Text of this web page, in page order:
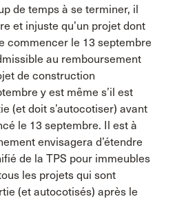
de temps à se terminer, il
et injuste qu’un projet dont
commencer le 13 septembre
au remboursement
de construction
y est même s’il est
(et doit s’autocotiser) avant
le 13 septembre. Il est à
envisagera d’étendre
de la TPS pour immeubles
les projets qui sont
(et autocotisés) après le